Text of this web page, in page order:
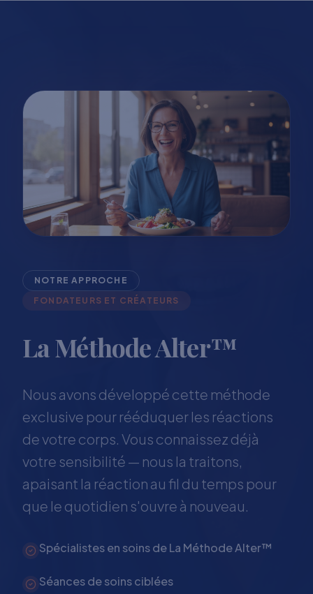
NOTRE APPROCHE
FONDATEURS ET CRÉATEURS
La Méthode Alter™
Nous avons développé cette méthode
exclusive pour rééduquer les réactions
de votre corps. Vous connaissez déjà
votre sensibilité — nous la traitons,
apaisant la réaction au fil du temps pour
que le quotidien s'ouvre à nouveau.
Spécialistes en soins de La Méthode Alter™
Séances de soins ciblées